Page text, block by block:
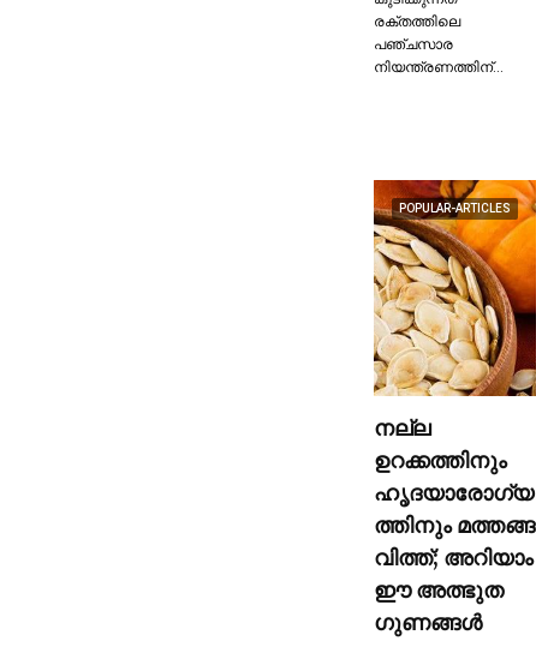
രക്തത്തിലെ
പഞ്ചസാര
നിയന്ത്രണത്തിന്…
POPULAR-ARTICLES
നല്ല
ഉറക്കത്തിനും
ഹൃദയാരോഗ്യ
ത്തിനും മത്തങ്ങ
വിത്ത്; അറിയാം
ഈ അത്ഭുത
ഗുണങ്ങള്‍